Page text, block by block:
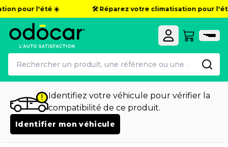
pour l'été ☀️ 🛠️ Réparez votre climatisation pour
Identifiez votre véhicule pour vérifier la
compatibilité de ce produit.
Identifier mon véhicule